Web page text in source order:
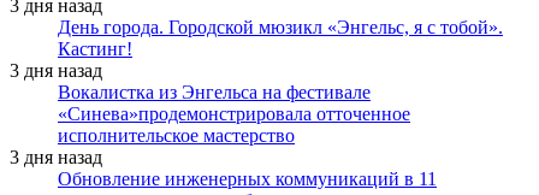
3 дня назад
День города. Городской мюзикл «Энгельс, я с тобой».
Кастинг!
3 дня назад
Вокалистка из Энгельса на фестивале
«Синева»продемонстрировала отточенное
исполнительское мастерство
3 дня назад
Обновление инженерных коммуникаций в 11